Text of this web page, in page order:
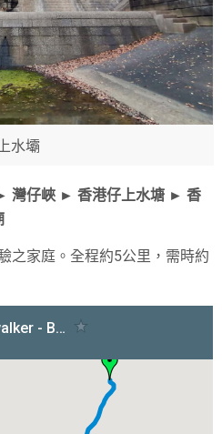
上水壩
灣仔峽 ► 香港仔上水塘 ► 香
之家庭。全程約5公里，需時約